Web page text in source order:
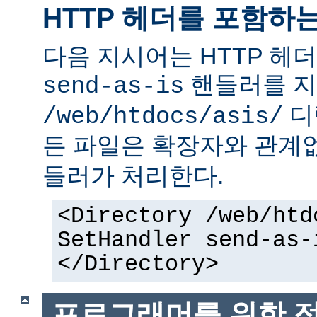
HTTP 헤더를 포함하
다음 지시어는 HTTP 헤
send-as-is 핸들러를
/web/htdocs/asis/
든 파일은 확장자와 관계
들러가 처리한다.
<Directory /web/
SetHandler send-
</Directory>